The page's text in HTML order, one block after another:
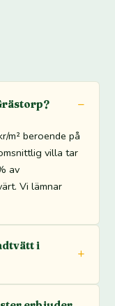
m² beroende på
villa tar
av
Vi lämnar
i